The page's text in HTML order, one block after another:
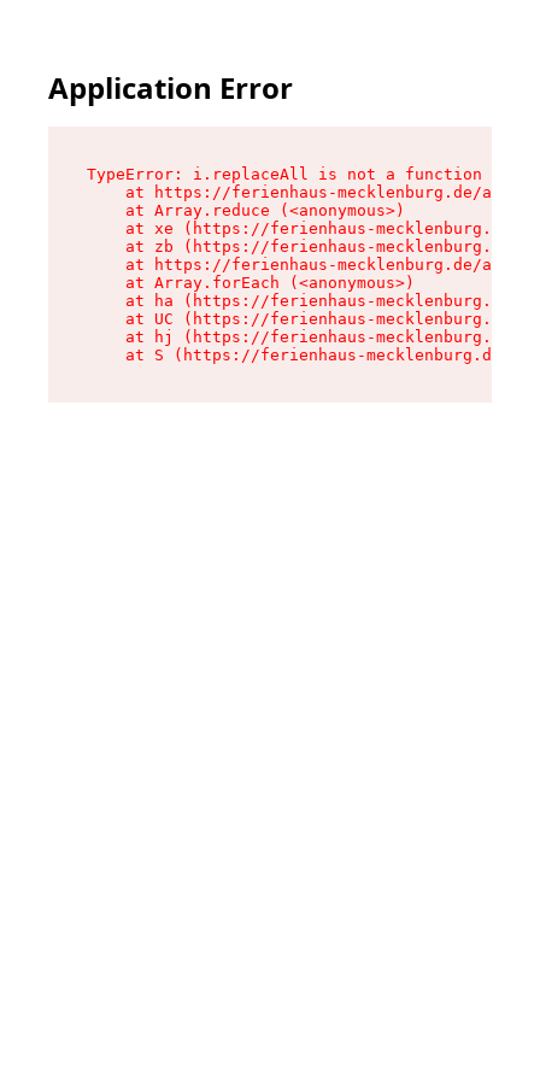
Application Error
TypeError: i.replaceAll is not a function
at https://ferienhaus-mecklenburg.de/
    at Array.reduce (<anonymous>)
at xe (https://ferienhaus-mecklenburg.de/
at zb (https://ferienhaus-mecklenburg.de/
at https://ferienhaus-mecklenburg.de/
    at Array.forEach (<anonymous>)
at ha (https://ferienhaus-mecklenburg.de/
at UC (https://ferienhaus-mecklenburg.de/
at hj (https://ferienhaus-mecklenburg.de/
at S (https://ferienhaus-mecklenburg.de/